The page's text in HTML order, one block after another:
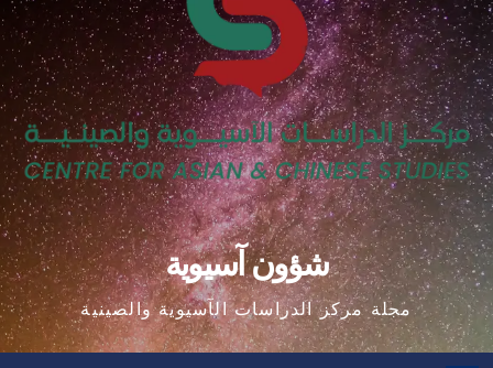
شؤون آسيوية
مجلة مركز الدراسات الآسيوية والصينية